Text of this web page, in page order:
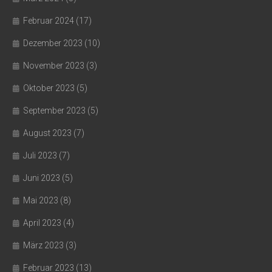
Februar 2024 (17)
Dezember 2023 (10)
November 2023 (3)
Oktober 2023 (5)
September 2023 (5)
August 2023 (7)
Juli 2023 (7)
Juni 2023 (5)
Mai 2023 (8)
April 2023 (4)
März 2023 (3)
Februar 2023 (13)